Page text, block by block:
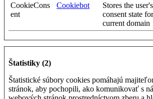
CookieCons
ent
Cookiebot
Stores the
consent state
current domain
Štatistiky (2)
Štatistické súbory cookies pomáhajú
stránok, aby pochopili, ako komunikovať s